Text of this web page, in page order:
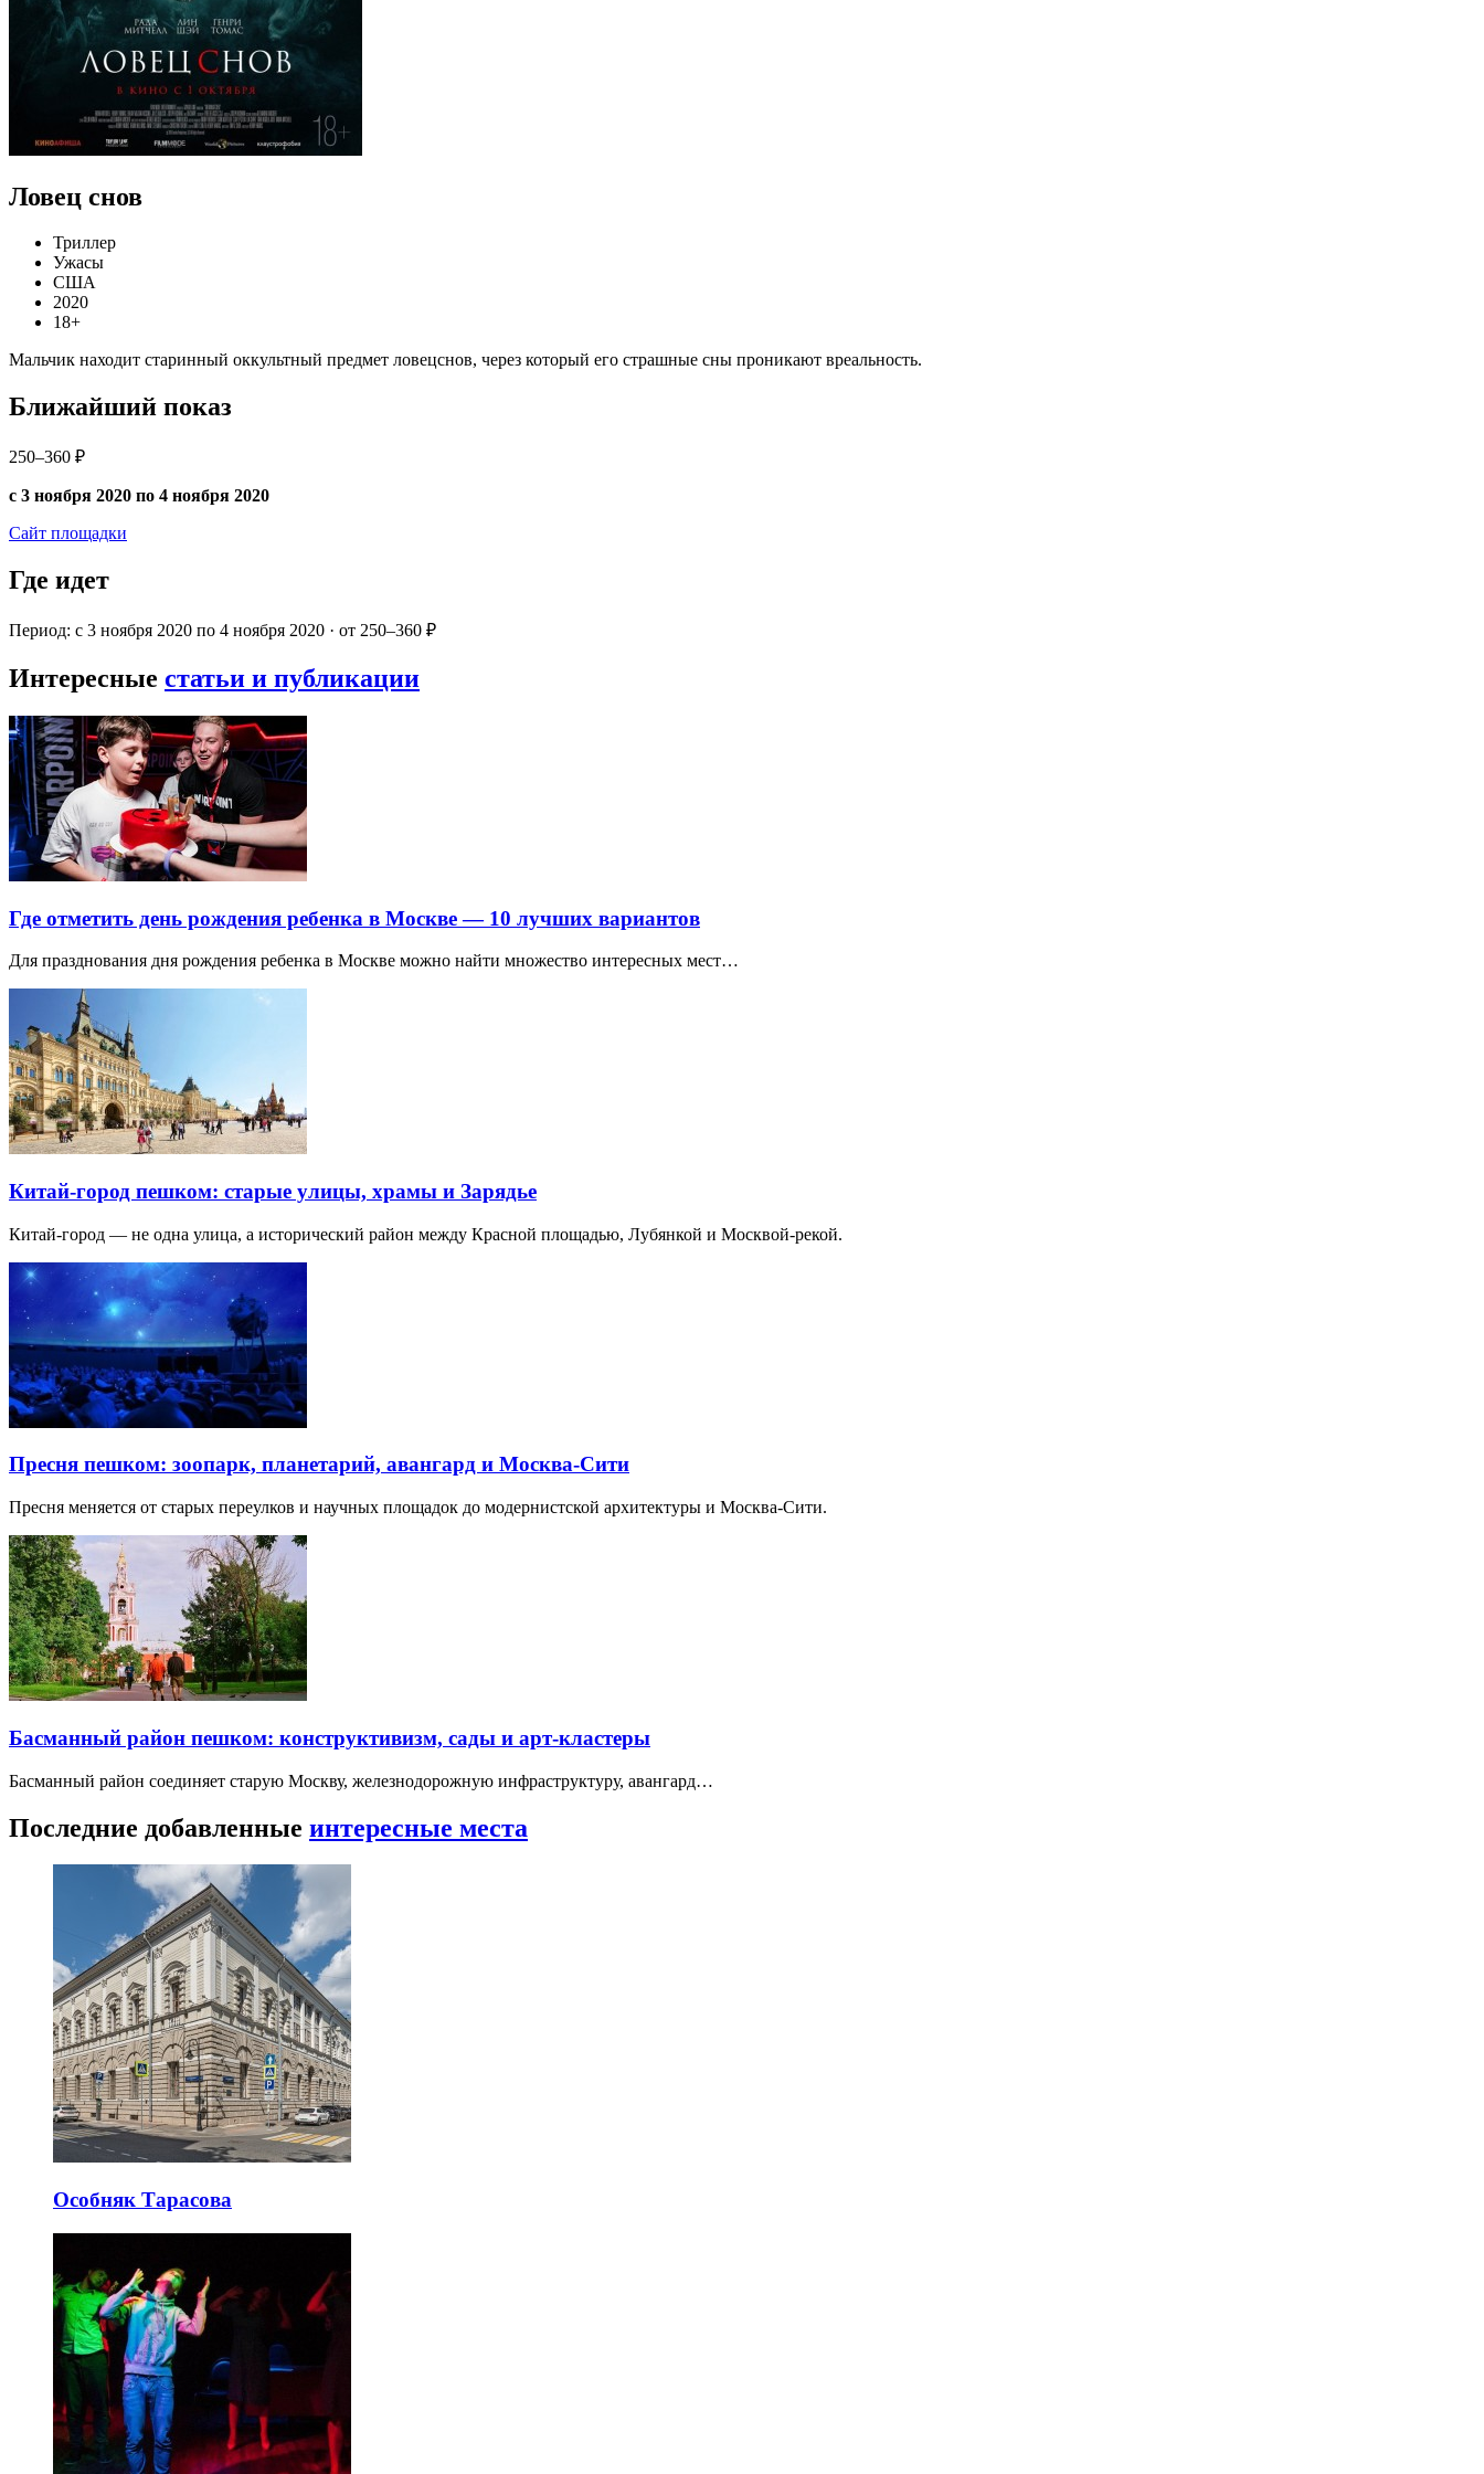
Ловец снов
Триллер
Ужасы
США
2020
18+
Мальчик находит старинный оккультный предмет ловецснов, через который его страшные сны проникают вреальность.
Ближайший показ
250–360 ₽
с 3 ноября 2020 по 4 ноября 2020
Сайт площадки
Где идет
Период: с 3 ноября 2020 по 4 ноября 2020 · от 250–360 ₽
Интересные статьи и публикации
Где отметить день рождения ребенка в Москве — 10 лучших вариантов
Для празднования дня рождения ребенка в Москве можно найти множество интересных мест…
Китай-город пешком: старые улицы, храмы и Зарядье
Китай-город — не одна улица, а исторический район между Красной площадью, Лубянкой и Москвой-рекой.
Пресня пешком: зоопарк, планетарий, авангард и Москва-Сити
Пресня меняется от старых переулков и научных площадок до модернистской архитектуры и Москва-Сити.
Басманный район пешком: конструктивизм, сады и арт-кластеры
Басманный район соединяет старую Москву, железнодорожную инфраструктуру, авангард…
Последние добавленные интересные места
Особняк Тарасова